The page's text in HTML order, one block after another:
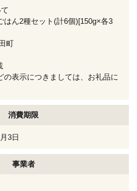
はん2種セット(計6個)[150g×各3
町
表示につきましては、お礼品に
消費期限
3日
事業者